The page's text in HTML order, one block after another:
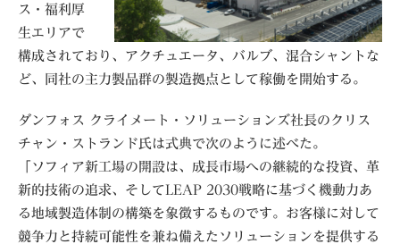
ス・福利厚
生エリアで
構成されており、アクチュエータ、バルブ、混合シャントな
ど、同社の主力製品群の製造拠点として稼働を開始する。
ダンフォス クライメート・ソリューションズ社長のクリス
チャン・ストランド氏は式典で次のように述べた。
「ソフィア新工場の開設は、成長市場への継続的な投資、革
新的技術の追求、そしてLEAP 2030戦略に基づく機動力あ
る地域製造体制の構築を象徴するものです。お客様に対して
競争力と持続可能性を兼ね備えたソリューションを提供する